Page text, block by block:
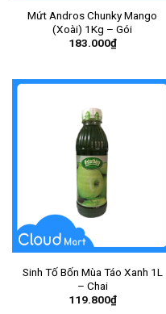
Mứt Andros Chunky Mango
(Xoài) 1Kg – Gói
183.000₫
Sinh Tố Bốn Mùa Táo Xanh 1L
– Chai
119.800₫